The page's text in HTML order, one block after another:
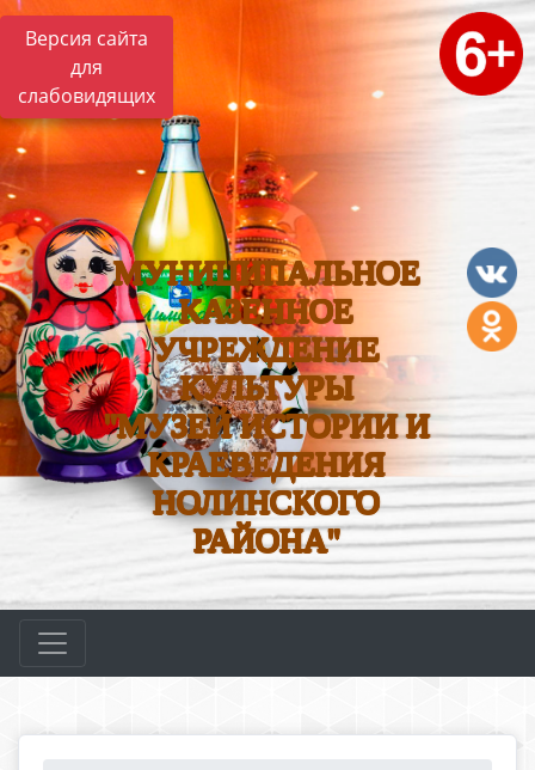
Версия сайта
для
слабовидящих
МУНИЦИПАЛЬНОЕ
КАЗЕННОЕ
УЧРЕЖДЕНИЕ
КУЛЬТУРЫ
"МУЗЕЙ ИСТОРИИ И
КРАЕВЕДЕНИЯ
НОЛИНСКОГО
РАЙОНА"